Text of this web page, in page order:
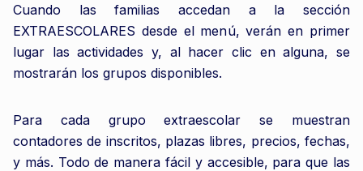
Cuando las familias accedan a la sección
EXTRAESCOLARES desde el menú, verán en primer
lugar las actividades y, al hacer clic en alguna, se
mostrarán los grupos disponibles.
Para cada grupo extraescolar se muestran
contadores de inscritos, plazas libres, precios, fechas,
y más. Todo de manera fácil y accesible, para que las